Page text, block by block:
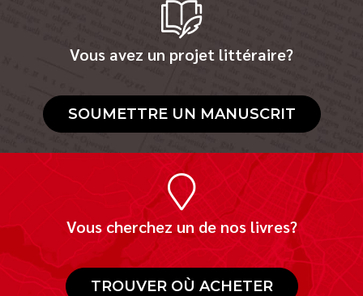
Vous avez un projet littéraire?
SOUMETTRE UN MANUSCRIT
Vous cherchez un de nos livres?
TROUVER OÙ ACHETER